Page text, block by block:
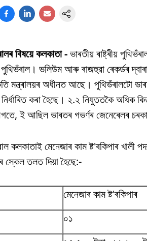
বিষয়ে কলকাতা -ভাৰতীয় ৰাষ্ট্ৰীয়
ভলিউম আৰু ৰাজহুৱা ৰেকৰ্ডৰ
মন্ত্ৰালয়ৰ অধীনত আছে। পুথিভঁৰালটো
নিৰ্ধাৰিত কৰা হৈছে। ২.২ নিযুততকৈ অধিক
ই আছিল ভাৰতৰ গভৰ্ণৰ জেনেৰেলৰ
কলকাতাই মেনেজাৰ কাম ষ্ট'ৰকিপাৰ খালী
স্কেল তলত দিয়া হৈছে:-
মেনেজাৰ কাম ষ্ট'ৰকিপাৰ
০১